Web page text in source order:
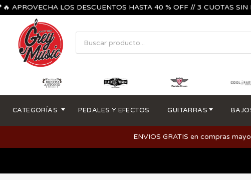
LOS DESCUENTOS HASTA 40 % OFF // 3 CUOTAS SIN
CATEGORÍAS PEDALES Y EFECTOS GUITARRAS
ENVIOS GRATIS en compras